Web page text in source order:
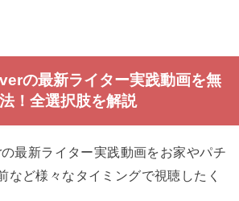
の最新ライター実践動画を無
！全選択肢を解説
最新ライター実践動画をお家やパチ
など様々なタイミングで視聴したく